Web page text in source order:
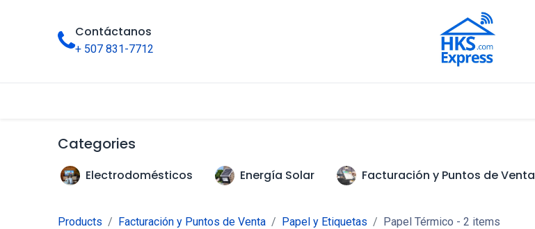
Contáctanos
+ 507 831-7712
Categories
Electrodomésticos Energía Solar Facturación y Puntos de Venta
Products Facturación y Puntos de Venta Papel y Etiquetas Papel Térmico - 2 items